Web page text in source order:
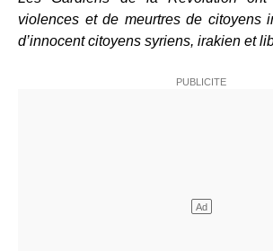
violences et de meurtres de citoyens
d’innocent citoyens syriens, irakien et